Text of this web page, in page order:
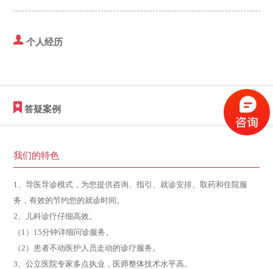
个人经历
答疑案例
我们的特色
1、导医导诊模式，为您提供咨询、指引、就诊安排、取药和住院服
务，有效的节约您的就诊时间。
2、儿科诊疗仔细高效。
（1）15分钟详细问诊服务。
（2）患者不动医护人员走动的诊疗服务。
3、公立医院专家多点执业，医师整体技术水平高。